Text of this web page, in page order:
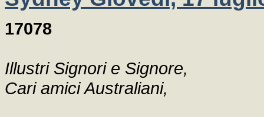
17078
Illustri Signori e Signore,
Cari amici Australiani,